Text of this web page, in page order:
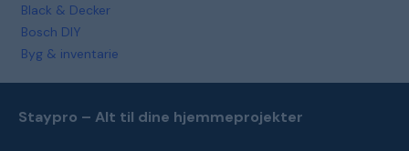
Black & Decker
Bosch DIY
Byg & inventarie
Staypro – Alt til dine hjemmeprojekter